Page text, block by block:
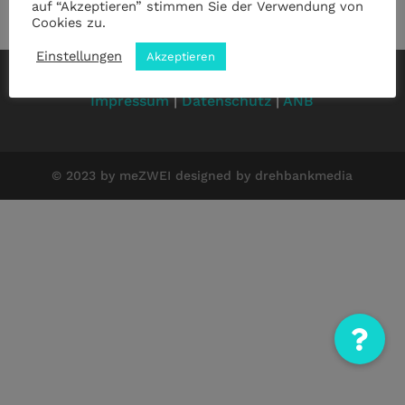
Impressum|Datenschutz|ANB
© 2023 by meZWEI designed by drehbankmedia
auf “Akzeptieren” stimmen Sie der Verwendung von
Cookies zu.
Einstellungen Akzeptieren